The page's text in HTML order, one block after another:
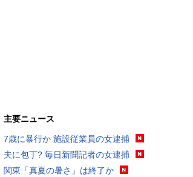
主要ニュース
7歳に暴行か 施設従業員の女逮捕
夫に包丁? 毎日新聞記者の女逮捕
関東「真夏の暑さ」は終了か